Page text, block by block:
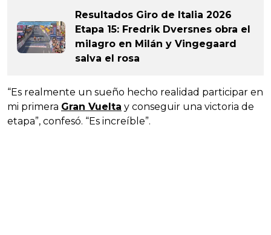
Resultados Giro de Italia 2026
Etapa 15: Fredrik Dversnes obra el
milagro en Milán y Vingegaard
salva el rosa
“Es realmente un sueño hecho realidad participar en
mi primera Gran Vuelta y conseguir una victoria de
etapa”, confesó. “Es increíble”.